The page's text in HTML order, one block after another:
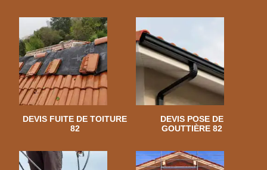
DEVIS FUITE DE TOITURE
82
DEVIS POSE DE
GOUTTIÈRE 82